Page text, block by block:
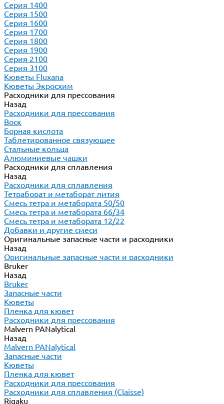
Серия 1400
Серия 1500
Серия 1600
Серия 1700
Серия 1800
Серия 1900
Серия 2100
Серия 3100
Кюветы Fluxana
Кюветы Экросхим
Расходники для прессования
Назад
Расходники для прессования
Воск
Борная кислота
Таблетированное связующее
Стальные кольца
Алюминиевые чашки
Расходники для сплавления
Назад
Расходники для сплавления
Тетраборат и метаборат лития
Смесь тетра и метабората 50/50
Смесь тетра и метабората 66/34
Смесь тетра и метабората 12/22
Добавки и другие смеси
Оригинальные запасные части и расходники
Назад
Оригинальные запасные части и расходники
Bruker
Назад
Bruker
Запасные части
Кюветы
Пленка для кювет
Расходники для прессования
Malvern PANalytical
Назад
Malvern PANalytical
Запасные части
Кюветы
Пленка для кювет
Расходники для прессования
Расходники для сплавления (Claisse)
Rigaku